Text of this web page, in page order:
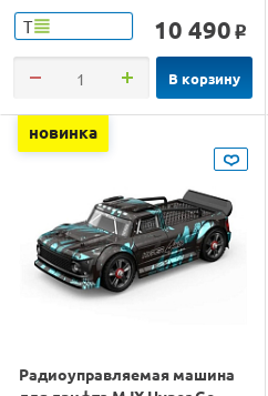
Т 10 490 o
В корзину
новинка
Радиоуправляемая машина